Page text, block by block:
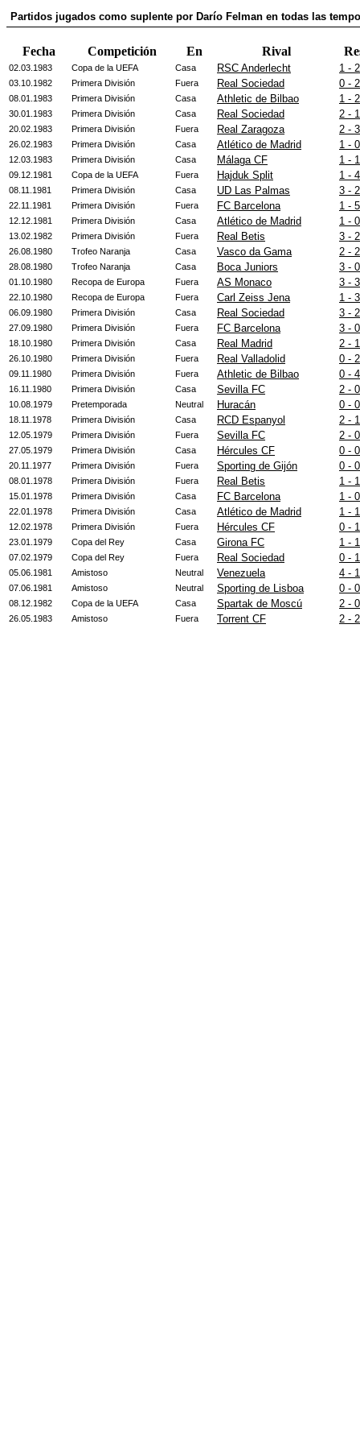
Partidos jugados como suplente por Darío Felman en todas las
Fecha Competición En Rival
02.03.1983 Copa de la UEFA Casa RSC Anderlecht 1 - 2
03.10.1982 Primera División Fuera Real Sociedad 0 - 2
08.01.1983 Primera División Casa Athletic de Bilbao 1 - 2
30.01.1983 Primera División Casa Real Sociedad 2 - 1
20.02.1983 Primera División Fuera Real Zaragoza 2 - 3
26.02.1983 Primera División Casa Atlético de Madrid 1 - 0
12.03.1983 Primera División Casa Málaga CF 1 - 1
09.12.1981 Copa de la UEFA Fuera Hajduk Split 1 - 4
08.11.1981 Primera División Casa UD Las Palmas 3 - 2
22.11.1981 Primera División Fuera FC Barcelona 1 - 5
12.12.1981 Primera División Casa Atlético de Madrid 1 - 0
13.02.1982 Primera División Fuera Real Betis 3 - 2
26.08.1980 Trofeo Naranja Casa Vasco da Gama 2 - 2
28.08.1980 Trofeo Naranja Casa Boca Juniors 3 - 0
01.10.1980 Recopa de Europa Fuera AS Monaco 3 - 3
22.10.1980 Recopa de Europa Fuera Carl Zeiss Jena 1 - 3
06.09.1980 Primera División Casa Real Sociedad 3 - 2
27.09.1980 Primera División Fuera FC Barcelona 3 - 0
18.10.1980 Primera División Casa Real Madrid 2 - 1
26.10.1980 Primera División Fuera Real Valladolid 0 - 2
09.11.1980 Primera División Fuera Athletic de Bilbao 0 - 4
16.11.1980 Primera División Casa Sevilla FC 2 - 0
10.08.1979 Pretemporada Neutral Huracán 0 - 0
18.11.1978 Primera División Casa RCD Espanyol 2 - 1
12.05.1979 Primera División Fuera Sevilla FC 2 - 0
27.05.1979 Primera División Casa Hércules CF 0 - 0
20.11.1977 Primera División Fuera Sporting de Gijón 0 - 0
08.01.1978 Primera División Fuera Real Betis 1 - 1
15.01.1978 Primera División Casa FC Barcelona 1 - 0
22.01.1978 Primera División Casa Atlético de Madrid 1 - 1
12.02.1978 Primera División Fuera Hércules CF 0 - 1
23.01.1979 Copa del Rey Casa Girona FC 1 - 1
07.02.1979 Copa del Rey Fuera Real Sociedad 0 - 1
05.06.1981 Amistoso Neutral Venezuela 4 - 1
07.06.1981 Amistoso Neutral Sporting de Lisboa 0 - 0
08.12.1982 Copa de la UEFA Casa Spartak de Moscú 2 - 0
26.05.1983 Amistoso Fuera Torrent CF 2 - 2